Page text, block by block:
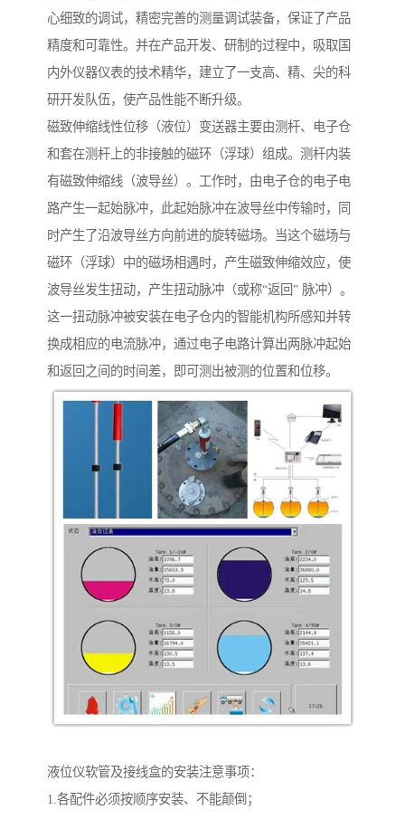
心细致的调试，精密完善的测量调试装备，保证了产品
精度和可靠性。并在产品开发、研制的过程中，吸取国
内外仪器仪表的技术精华，建立了一支高、精、尖的科
研开发队伍，使产品性能不断升级。
磁致伸缩线性位移（液位）变送器主要由测杆、电子仓
和套在测杆上的非接触的磁环（浮球）组成。测杆内装
有磁致伸缩线（波导丝）。工作时，由电子仓的电子电
路产生一起始脉冲，此起始脉冲在波导丝中传输时，同
时产生了沿波导丝方向前进的旋转磁场。当这个磁场与
磁环（浮球）中的磁场相遇时，产生磁致伸缩效应，使
波导丝发生扭动，产生扭动脉冲（或称“返回” 脉冲）。
这一扭动脉冲被安装在电子仓内的智能机构所感知并转
换成相应的电流脉冲，通过电子电路计算出两脉冲起始
和返回之间的时间差，即可测出被测的位置和位移。
液位仪软管及接线盒的安装注意事项：
1.各配件必须按顺序安装、不能颠倒；